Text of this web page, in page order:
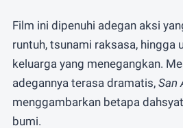
Film ini dipenuhi adegan aksi
runtuh, tsunami raksasa, hingga
keluarga yang menegangkan.
adegannya terasa dramatis, San
menggambarkan betapa
bumi.